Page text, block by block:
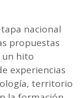
nacional
propuestas
un hito
experiencias
territorio